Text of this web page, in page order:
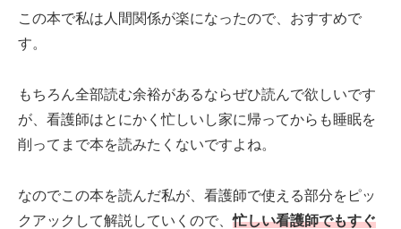
この本で私は人間関係が楽になったので、おすすめで
す。
もちろん全部読む余裕があるならぜひ読んで欲しいです
が、看護師はとにかく忙しいし家に帰ってからも睡眠を
削ってまで本を読みたくないですよね。
なのでこの本を読んだ私が、看護師で使える部分をピッ
クアックして解説していくので、忙しい看護師でもすぐ